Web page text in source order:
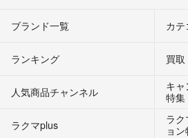
ブランド一覧 カ
ランキング 買
人気商品チャンネル
キ
特集
ラクマplus
ラ
ョ